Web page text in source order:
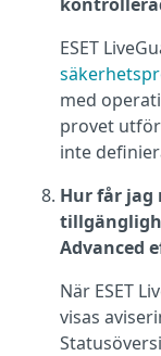
ESET
med
provet
inte
Hur får jag
Advanced
När ESET
visas